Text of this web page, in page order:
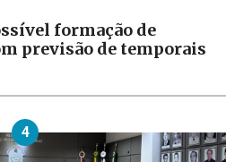
formação de
previsão de temporais
4